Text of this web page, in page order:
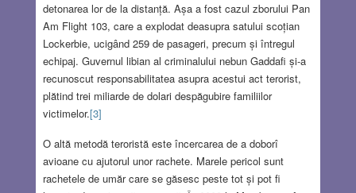
detonarea lor de la distanță. Așa a fost cazul zborului Pan
Am Flight 103, care a explodat deasupra satului scoțian
Lockerbie, ucigând 259 de pasageri, precum și întregul
echipaj. Guvernul libian al criminalului nebun Gaddafi și-a
recunoscut responsabilitatea asupra acestui act terorist,
plătind trei miliarde de dolari despăgubire familiilor
victimelor.[3]
O altă metodă teroristă este încercarea de a doborî
avioane cu ajutorul unor rachete. Marele pericol sunt
rachetele de umăr care se găsesc peste tot și pot fi